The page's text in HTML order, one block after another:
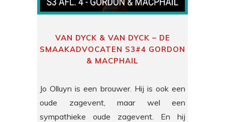
VAN DYCK & VAN DYCK – DE
SMAAKADVOCATEN S3#4 GORDON
& MACPHAIL
Jo Olluyn is een brouwer. Hij is ook een
oude zagevent, maar wel een
sympathieke oude zagevent. En hij